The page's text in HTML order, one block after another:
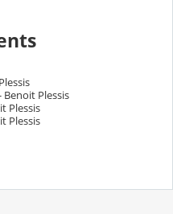
Benoit Plessis
Plessis
Plessis